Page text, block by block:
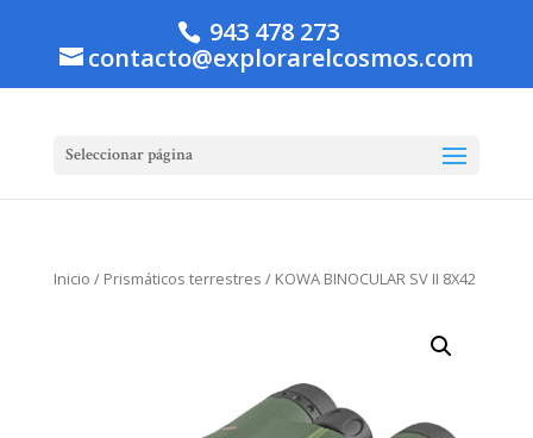
943 478 273
contacto@explorarelcosmos.com
Seleccionar página
Inicio / Prismáticos terrestres / KOWA BINOCULAR SV II 8X42